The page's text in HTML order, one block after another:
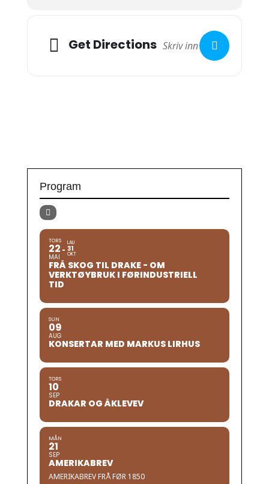
Get Directions
Program
TORS
22
MAI
LAU
31
OKT
FRÅ SKOG TIL DRAKE - OM
VERKTØYBRUK I FØRINDUSTRIELL
TID
SUN
09
AUG
KONSERTAR MED MARKUS LIRHUS
TORS
10
SEP
DRAKAR OG ÅKLEVEV
MÅN
21
SEP
AMERIKABREV
AMERIKABREV FRÅ FØR 1850